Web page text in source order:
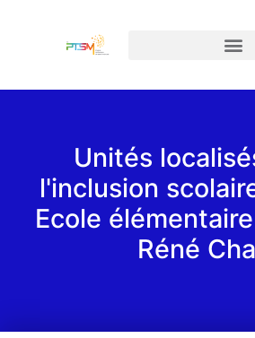
Unités
l'inclusion
Ecole
Réné